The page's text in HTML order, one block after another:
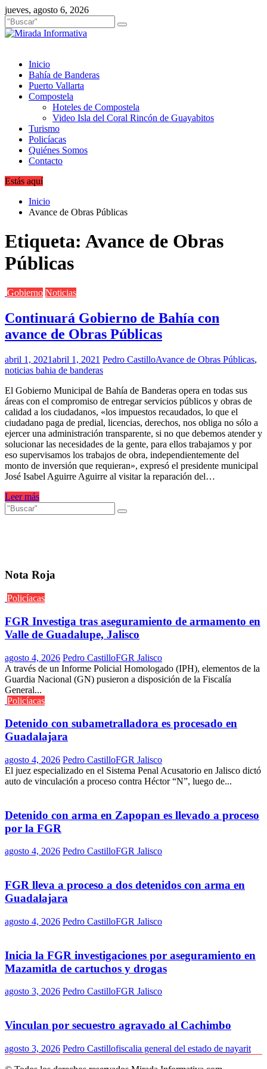
Saltar
al
contenido
jueves, agosto 6, 2026
Inicio
Bahía de Banderas
Puerto Vallarta
Compostela
Hoteles de Compostela
Video Isla del Coral Rincón de Guayabitos
Turismo
Policíacas
Quiénes Somos
Contacto
Estás aquí
Inicio
Avance de Obras Públicas
Etiqueta: Avance de Obras
Públicas
Gobierno Noticias
Continuará Gobierno de Bahía con
avance de Obras Públicas
abril 1, 2021abril 1, 2021 Pedro CastilloAvance de Obras Públicas,
noticias bahia de banderas
El Gobierno Municipal de Bahía de Banderas opera en todas sus
áreas con el compromiso de entregar servicios públicos y obras de
calidad a los ciudadanos, «los impuestos recaudados, lo que el
ciudadano paga de predial, licencias, derechos, nos obliga no sólo a
ejercer una administración transparente, si no que debemos atender y
solucionar las necesidades de la gente, para ellos trabajamos y por
eso supervisamos los trabajos de obra, independientemente del
monto de inversión que requieran», expresó el presidente municipal
José Isabel Aguirre Aguirre al visitar la reparación del…
Leer más
Nota Roja
Policíacas
FGR Investiga tras aseguramiento de armamento en
Valle de Guadalupe, Jalisco
agosto 4, 2026 Pedro CastilloFGR Jalisco
A través de un Informe Policial Homologado (IPH), elementos de la
Guardia Nacional (GN) pusieron a disposición de la Fiscalía
General...
Policíacas
Detenido con subametralladora es procesado en
Guadalajara
agosto 4, 2026 Pedro CastilloFGR Jalisco
El juez especializado en el Sistema Penal Acusatorio en Jalisco dictó
auto de vinculación a proceso contra Héctor “N”, luego de...
Detenido con arma en Zapopan es llevado a proceso
por la FGR
agosto 4, 2026 Pedro CastilloFGR Jalisco
FGR lleva a proceso a dos detenidos con arma en
Guadalajara
agosto 4, 2026 Pedro CastilloFGR Jalisco
Inicia la FGR investigaciones por aseguramiento en
Mazamitla de cartuchos y drogas
agosto 3, 2026 Pedro CastilloFGR Jalisco
Vinculan por secuestro agravado al Cachimbo
agosto 3, 2026 Pedro Castillofiscalia general del estado de nayarit